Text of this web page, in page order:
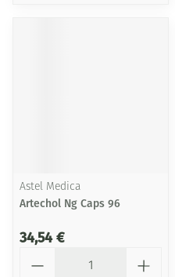
Astel Medica
Artechol Ng Caps 96
34,54 €